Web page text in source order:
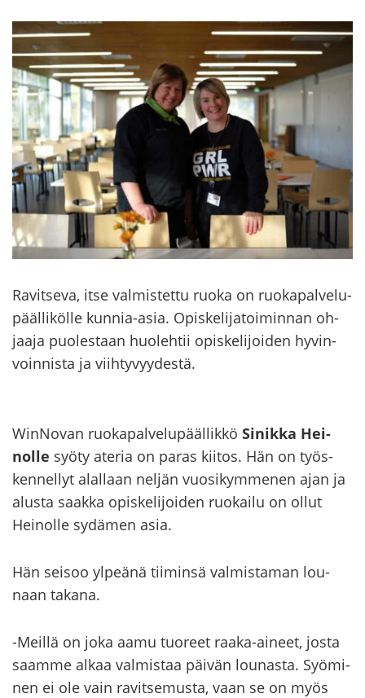
Ra­vit­se­va, itse val­mis­tet­tu ruoka on ruo­ka­pal­ve­lu­
pääl­li­köl­le kunnia-​asia. Opis­ke­li­ja­toi­min­nan oh­
jaa­ja puo­les­taan huo­leh­tii opis­ke­li­joi­den hy­vin­
voin­nis­ta ja viih­ty­vyy­des­tä.
WinNovan ruo­ka­pal­ve­lu­pääl­lik­kö Si­nik­ka Hei­
nol­le syöty ate­ria on paras kii­tos. Hän on työs­
ken­nel­lyt alal­laan nel­jän vuo­si­kym­me­nen ajan ja
alus­ta saak­ka opis­ke­li­joi­den ruo­kai­lu on ollut
Hei­nol­le sy­dä­men asia.
Hän sei­soo yl­peä­nä tii­min­sä val­mis­ta­man lou­
naan ta­ka­na.
-​Meillä on joka aamu tuo­reet raaka-​aineet, josta
saam­me alkaa val­mis­taa päi­vän lou­nas­ta. Syö­mi­
nen ei ole vain ra­vit­se­mus­ta, vaan se on myös